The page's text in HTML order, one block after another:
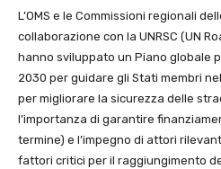
L’OMS e le Commissioni regionali
collaborazione con la UNRSC (UN
hanno sviluppato un Piano globale
2030 per guidare gli Stati membri
per migliorare la sicurezza delle
l’importanza di garantire
termine) e l’impegno di attori
fattori critici per il raggiungimento